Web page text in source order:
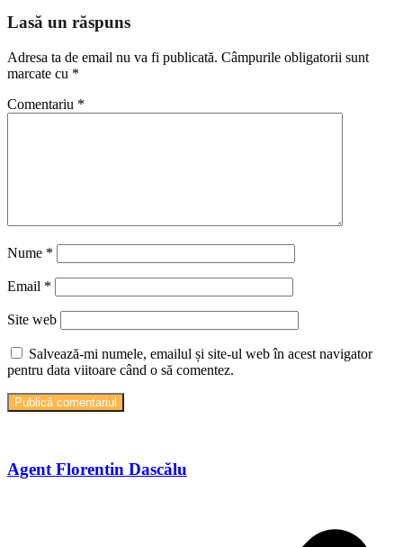
Lasă un răspuns
Adresa ta de email nu va fi publicată. Câmpurile obligatorii sunt
marcate cu *
Comentariu *
Nume *
Email *
Site web
Salvează-mi numele, emailul și site-ul web în acest navigator
pentru data viitoare când o să comentez.
Agent Florentin Dascălu